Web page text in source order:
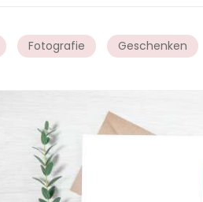
Fotografie Geschenken